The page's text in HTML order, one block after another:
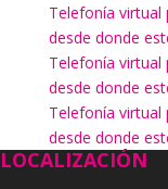
Telefonía
desde donde
Telefonía
desde donde
Telefonía
desde donde
LOCALIZACIÓN